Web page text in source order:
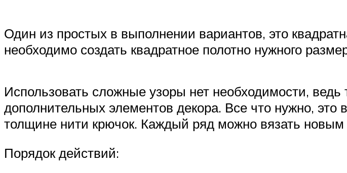
Один из простых в выполнении вариантов, это
необходимо создать квадратное полотно нужного
Использовать сложные узоры нет необходимости,
дополнительных элементов декора. Все что нужно,
толщине нити крючок. Каждый ряд можно вязать новым
Порядок действий: